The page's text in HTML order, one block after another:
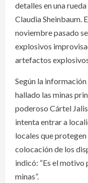
detalles en una
Claudia Sheinbaum.
noviembre pasado
explosivos
artefactos
Según la
hallado las minas
poderoso Cártel
intenta entrar a
locales que protegen
colocación de los
indicó: “Es el motivo
minas”.